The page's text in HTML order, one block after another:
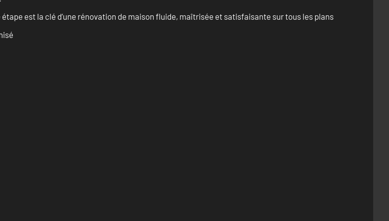
est la clé d’une rénovation de maison fluide, maîtrisée et satisfaisante sur tous les plans